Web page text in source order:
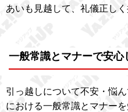
あいも見越して、礼儀正し
一般常識とマナーで安心
引っ越しについて不安・悩
における一般常識とマナー